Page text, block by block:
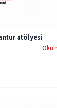
atölyesi
Oku